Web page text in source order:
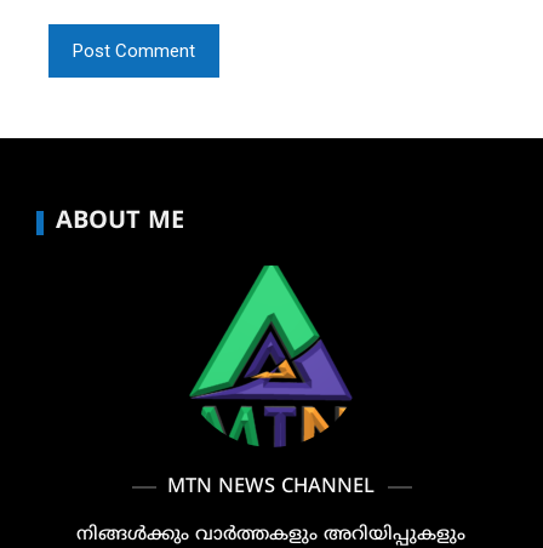
ABOUT ME
MTN NEWS CHANNEL
നിങ്ങൾക്കും വാർത്തകളും അറിയിപ്പുകളും